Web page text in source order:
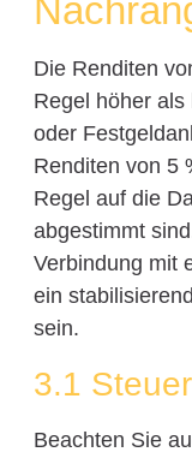
Die Renditen
Regel höher
oder
Renditen von 5
Regel auf die
abgestimmt
Verbindung mit
ein
sein.
3.1
Beachten Sie